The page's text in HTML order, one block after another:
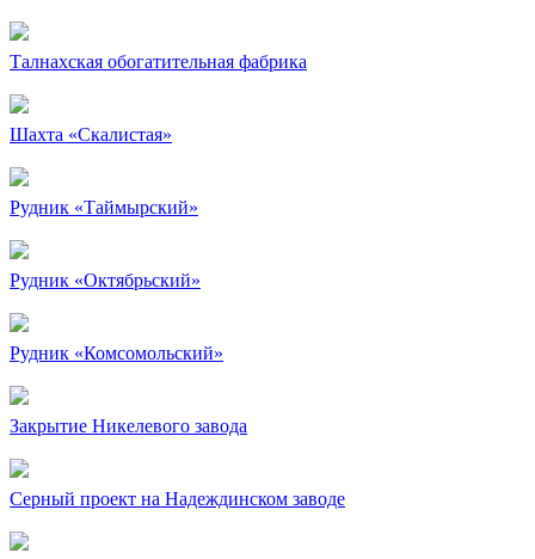
Талнахская обогатительная фабрика
Шахта «Скалистая»
Рудник «Таймырский»
Рудник «Октябрьский»
Рудник «Комсомольский»
Закрытие Никелевого завода
Серный проект на Надеждинском заводе